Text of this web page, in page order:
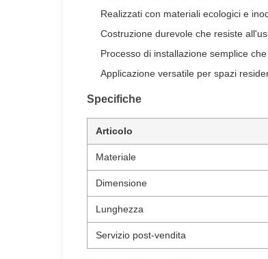
Realizzati con materiali ecologici e
Costruzione durevole che resiste
Processo di installazione semplice
Applicazione versatile per spazi
Specifiche
Articolo
Materiale
Dimensione
Lunghezza
Servizio post-vendita